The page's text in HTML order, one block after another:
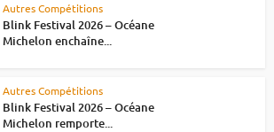
Autres Compétitions
Blink Festival 2026 – Océane
Michelon enchaîne...
Autres Compétitions
Blink Festival 2026 – Océane
Michelon remporte...